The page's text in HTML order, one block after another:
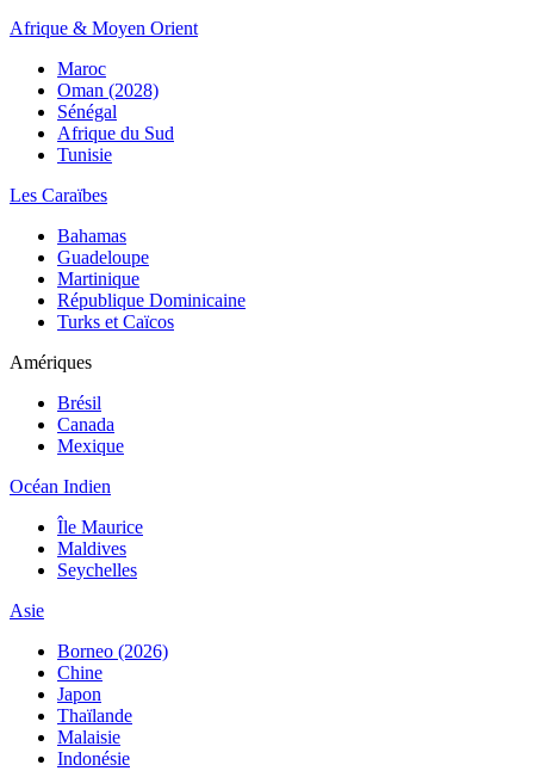
Afrique & Moyen Orient
Maroc
Oman (2028)
Sénégal
Afrique du Sud
Tunisie
Les Caraïbes
Bahamas
Guadeloupe
Martinique
République Dominicaine
Turks et Caïcos
Amériques
Brésil
Canada
Mexique
Océan Indien
Île Maurice
Maldives
Seychelles
Asie
Borneo (2026)
Chine
Japon
Thaïlande
Malaisie
Indonésie